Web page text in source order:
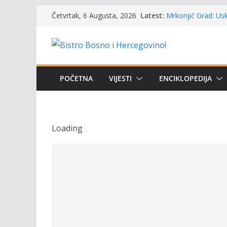
content
Četvrtak, 6 Augusta, 2026 Latest: (Banlozi)
Održan 15.
osvojili prelazni
POČETNA VIJESTI ENCIKLOPEDIJA
Loading...